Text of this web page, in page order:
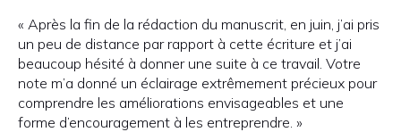
« Après la fin de la rédaction du manuscrit, en juin, j’ai pris
un peu de distance par rapport à cette écriture et j’ai
beaucoup hésité à donner une suite à ce travail. Votre
note m’a donné un éclairage extrêmement précieux pour
comprendre les améliorations envisageables et une
forme d’encouragement à les entreprendre. »